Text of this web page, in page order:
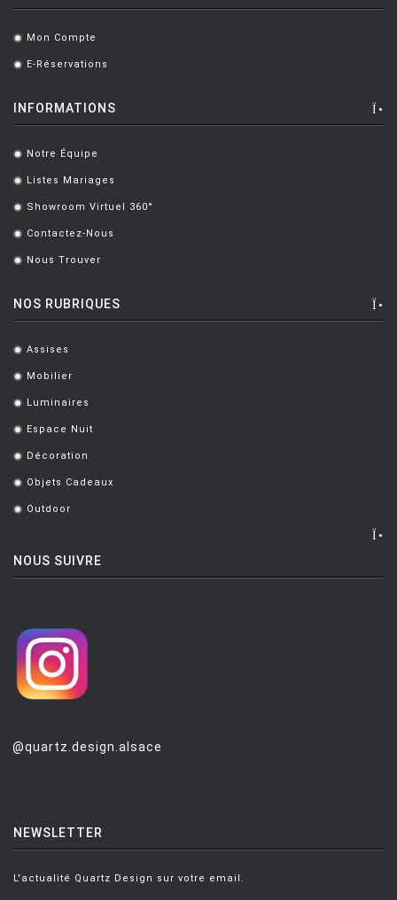
GUBI
HAY
HOUE
JIELDÉ
KARTELL
KNOLL
LEXON
LIGNE ROSET
LOUIS POULSEN
MAGIS
MARIOLUCA GIUSTI
MARTINELLI LUCE
MDF
MOLTENI
. Mon Compte
. E-Réservations
INFORMATIONS
. Notre Équipe
. Listes Mariages
. Showroom Virtuel 360°
. Contactez-Nous
. Nous Trouver
NOS RUBRIQUES
. Assises
. Mobilier
. Luminaires
. Espace Nuit
. Décoration
. Objets Cadeaux
. Outdoor
NOUS SUIVRE
@quartz.design.alsace
NEWSLETTER
L'actualité Quartz Design sur votre email.